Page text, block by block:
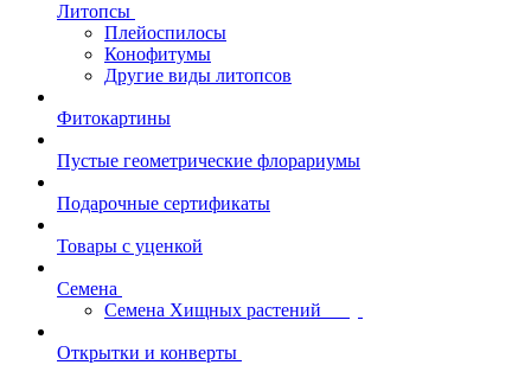
Литопсы
Плейоспилосы
Конофитумы
Другие виды литопсов
Фитокартины
Пустые геометрические флорариумы
Подарочные сертификаты
Товары с уценкой
Семена
Семена Хищных растений
Открытки и конверты